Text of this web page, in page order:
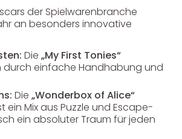
der Spielwarenbranche
an besonders innovative
Die „My First Tonies“
durch einfache Handhabung und
Die „Wonderbox of Alice“
ein Mix aus Puzzle und Escape-
ein absoluter Traum für jeden